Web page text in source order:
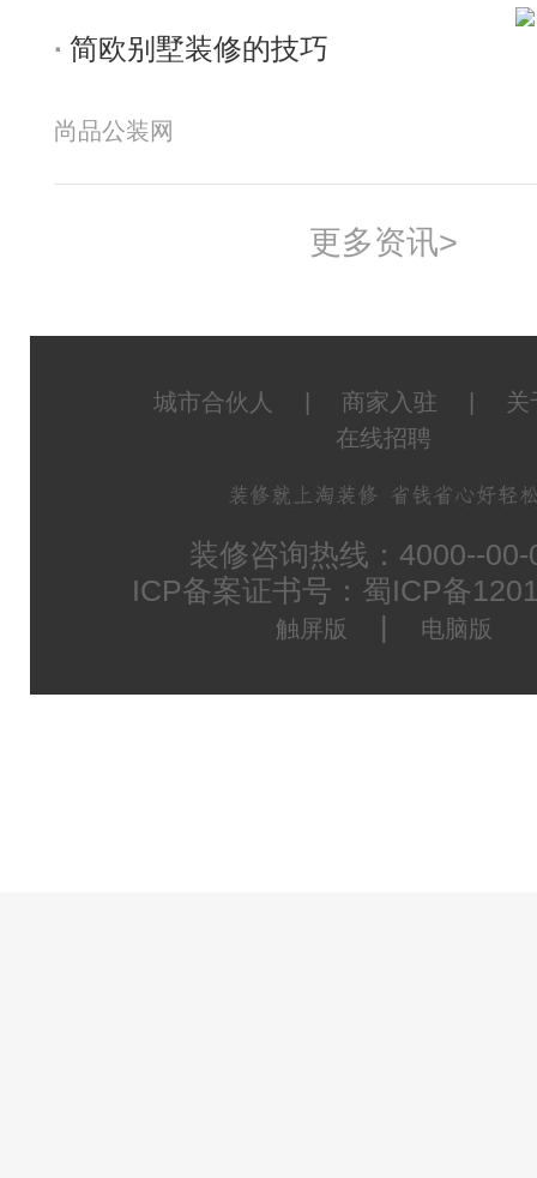
简欧别墅装修的技巧
尚品公装网
更多资讯>
城市合伙人 商家入驻
关
在线招聘
装修咨询热线：4000--00-
ICP备案证书号：蜀ICP备
触屏版 电脑版